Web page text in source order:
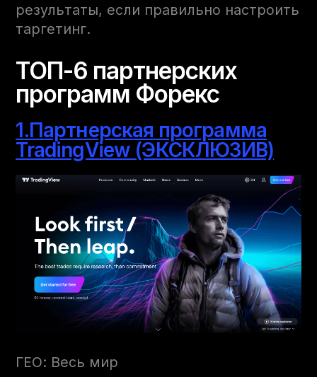
результаты, если правильно настроить
таргетинг.
ТОП-6 партнерских
программ Форекс
1.Партнерская программа
TradingView (ЭКСКЛЮЗИВ)
ГЕО: Весь мир